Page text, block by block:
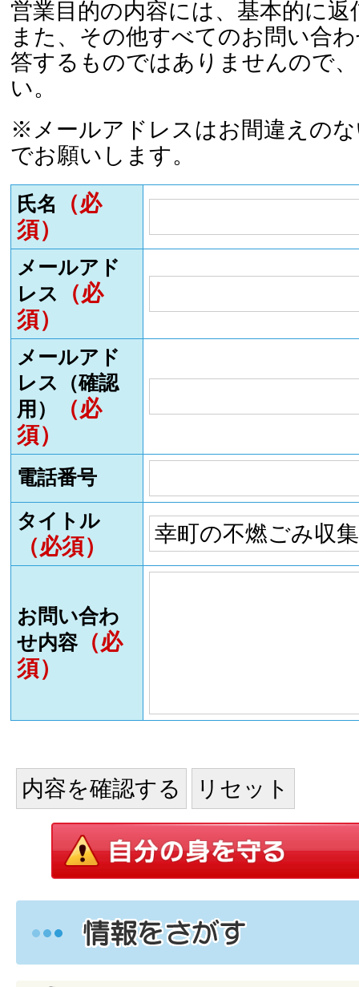
営業目的の内容には、基本的に
また、その他すべてのお問い合
答するものではありませんので
い。
※メールアドレスはお間違えの
でお願いします。
氏名
（必
須）
メールアド
レス
（必
須）
メールアド
レス（確認
用）
（必
須）
電話番号
タイトル
（必須）
お問い合わ
せ内容（必
須）